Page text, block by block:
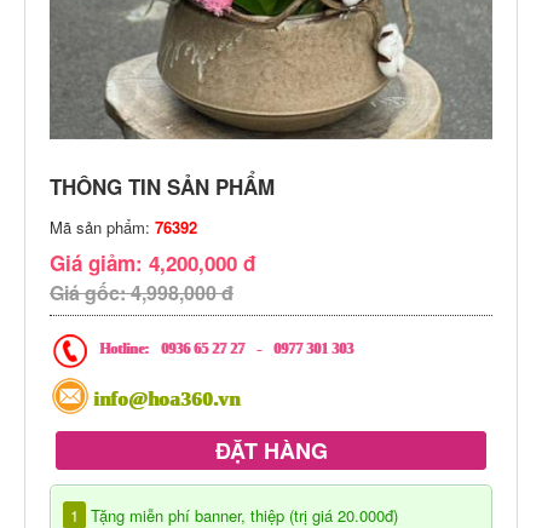
THÔNG TIN SẢN PHẨM
Mã sản phẩm: 76392
Giá giảm: 4,200,000 đ
Giá gốc: 4,998,000 đ
Hotline: 0936 65 27 27 - 0977 301 303
info@hoa360.vn
ĐẶT HÀNG
1
Tặng miễn phí banner, thiệp (trị giá 20.000đ)